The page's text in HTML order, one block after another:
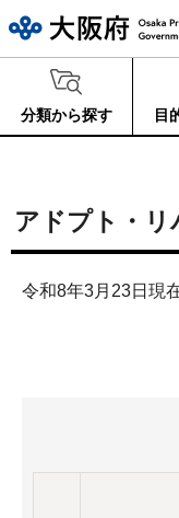
分類から探す 目
アドプト・
令和8年3月23日現